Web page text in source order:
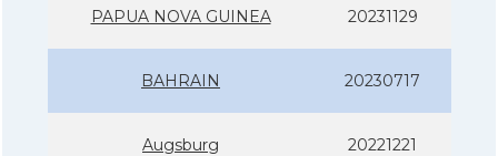
PAPUA NOVA GUINEA 20231129
BAHRAIN 20230717
Augsburg 20221221